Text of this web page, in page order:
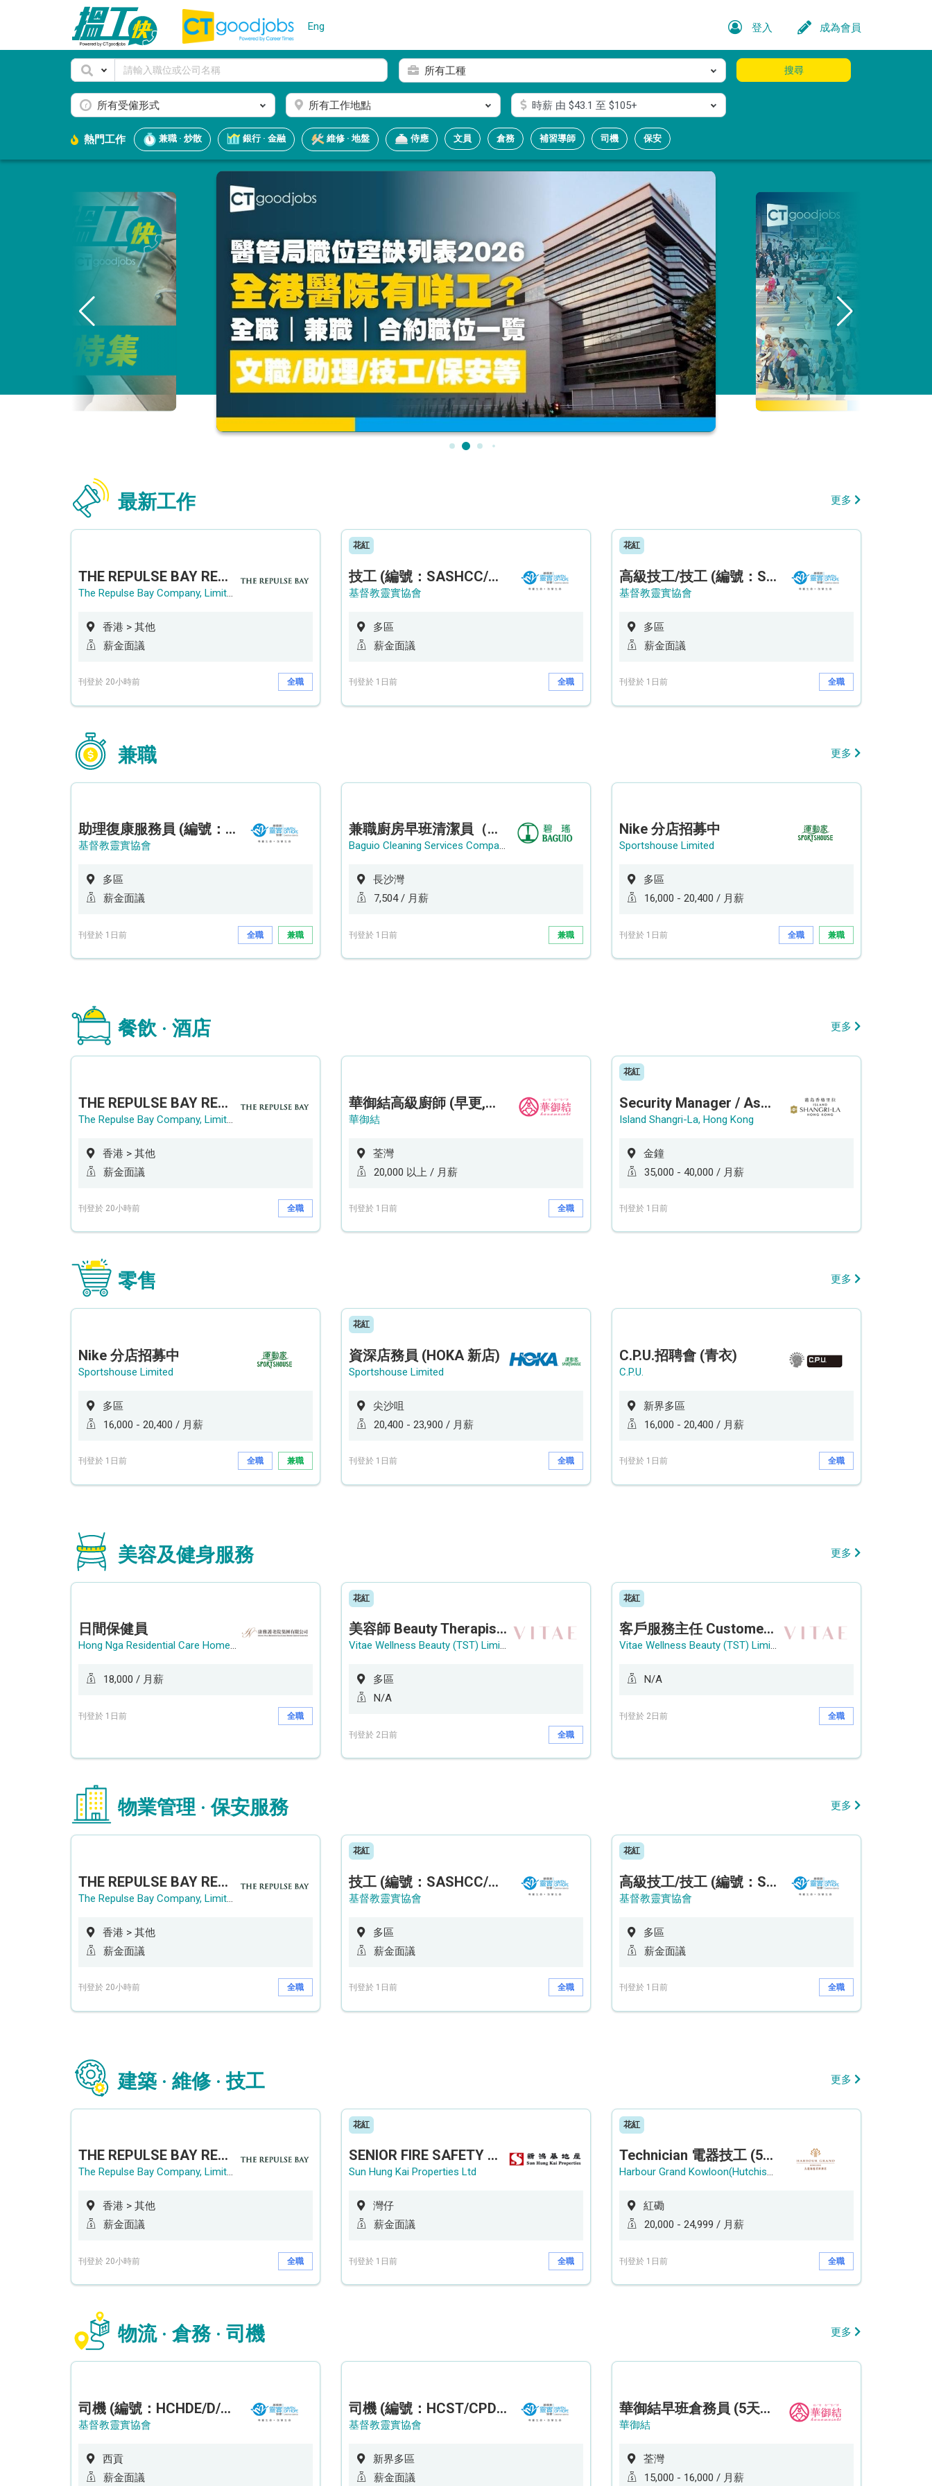
Eng 登入 成為會員
所有工種
所有受僱形式 所有工作地點 時薪由 $43.1 至 $105+
搜尋
熱門工作 兼職 · 炒散 銀行 · 金融 維修 · 地盤 侍應 文員 倉務 補習導師 司機 保安
最新工作 更多
THE REPULSE BAY RECRUITMENT DAY 淺水灣影灣園人才招聘會
The Repulse Bay Company, Limited
香港 > 其他
薪金面議
刊登於 20小時前 全職
花紅
技工 (編號：SASHCC/A/CTE)
基督教靈實協會
多區
薪金面議
刊登於 1日前 全職
花紅
高級技工/技工 (編號：SSO/FM/A/CTE)
基督教靈實協會
多區
薪金面議
刊登於 1日前 全職
兼職 更多
助理復康服務員 (編號：RSD/ARSW/CTE)
基督教靈實協會
多區
薪金面議
刊登於 1日前 全職 兼職
兼職廚房早班清潔員（長沙灣）
Baguio Cleaning Services Company Limited
長沙灣
7,504 / 月薪
刊登於 1日前 兼職
Nike 分店招募中
Sportshouse Limited
多區
16,000 - 20,400 / 月薪
刊登於 1日前 全職 兼職
餐飲 · 酒店 更多
THE REPULSE BAY RECRUITMENT DAY 淺水灣影灣園人才招聘會
The Repulse Bay Company, Limited
香港 > 其他
薪金面議
刊登於 20小時前 全職
華御結高級廚師 (早更,中央廚房)*底薪可達20k* (5天工作週)
華御結
荃灣
20,000 以上 / 月薪
刊登於 1日前 全職
花紅
Security Manager / Assistant Security Manager
Island Shangri-La, Hong Kong
金鐘
35,000 - 40,000 / 月薪
刊登於 1日前
零售 更多
Nike 分店招募中
Sportshouse Limited
多區
16,000 - 20,400 / 月薪
刊登於 1日前 全職 兼職
花紅
資深店務員 (HOKA 新店)
Sportshouse Limited
尖沙咀
20,400 - 23,900 / 月薪
刊登於 1日前 全職
C.P.U.招聘會 (青衣)
C.P.U.
新界多區
16,000 - 20,400 / 月薪
刊登於 1日前 全職
美容及健身服務 更多
日間保健員
Hong Nga Residential Care Home Group Limited
18,000 / 月薪
刊登於 1日前 全職
花紅
美容師 Beauty Therapist (銅鑼灣 / 尖沙咀)
Vitae Wellness Beauty (TST) Limited
多區
N/A
刊登於 2日前 全職
花紅
客戶服務主任 Customer Service Officer (銅鑼灣)
Vitae Wellness Beauty (TST) Limited
N/A
刊登於 2日前 全職
物業管理 · 保安服務 更多
THE REPULSE BAY RECRUITMENT DAY 淺水灣影灣園人才招聘會
The Repulse Bay Company, Limited
香港 > 其他
薪金面議
刊登於 20小時前 全職
花紅
技工 (編號：SASHCC/A/CTE)
基督教靈實協會
多區
薪金面議
刊登於 1日前 全職
花紅
高級技工/技工 (編號：SSO/FM/A/CTE)
基督教靈實協會
多區
薪金面議
刊登於 1日前 全職
建築 · 維修 · 技工 更多
THE REPULSE BAY RECRUITMENT DAY 淺水灣影灣園人才招聘會
The Repulse Bay Company, Limited
香港 > 其他
薪金面議
刊登於 20小時前 全職
花紅
SENIOR FIRE SAFETY OFFICER / FIRE SAFETY OFFICER
Sun Hung Kai Properties Ltd
灣仔
薪金面議
刊登於 1日前 全職
花紅
Technician 電器技工 (5-Day Work Week)
Harbour Grand Kowloon(Hutchison Hotel Hong Kong Limited)
紅磡
20,000 - 24,999 / 月薪
刊登於 1日前 全職
物流 · 倉務 · 司機 更多
司機 (編號：HCHDE/D/CTE)
基督教靈實協會
西貢
薪金面議
司機 (編號：HCST/CPD/CTE)
基督教靈實協會
新界多區
薪金面議
華御結早班倉務員 (5天工作週)
華御結
荃灣
15,000 - 16,000 / 月薪